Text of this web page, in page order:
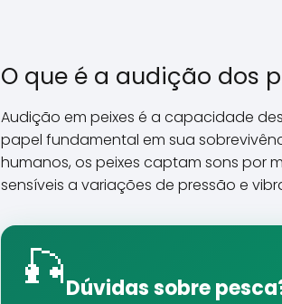
O que é a audição dos
Audição em peixes é a capacidade
papel fundamental em sua
humanos, os peixes captam sons por
sensíveis a variações de pressão e
🎣Dúvidas sobre